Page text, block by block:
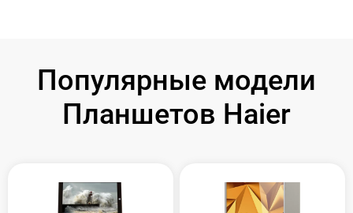
Популярные модели
Планшетов Haier